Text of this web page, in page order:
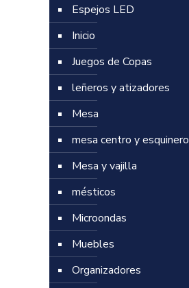
Espejos LED
Inicio
Juegos de Copas
leñeros y atizadores
Mesa
mesa centro y esquinero
Mesa y vajilla
mésticos
Microondas
Muebles
Organizadores